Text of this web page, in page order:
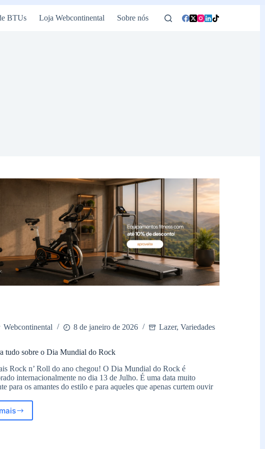
BTUs Loja Webcontinental Sobre nós
Webcontinental 8 de janeiro de 2026 Lazer, Variedades
tudo sobre o Dia Mundial do Rock
Rock n’ Roll do ano chegou! O Dia Mundial do Rock é
internacionalmente no dia 13 de Julho. É uma data muito
para os amantes do estilo e para aqueles que apenas curtem ouvir
Descubra